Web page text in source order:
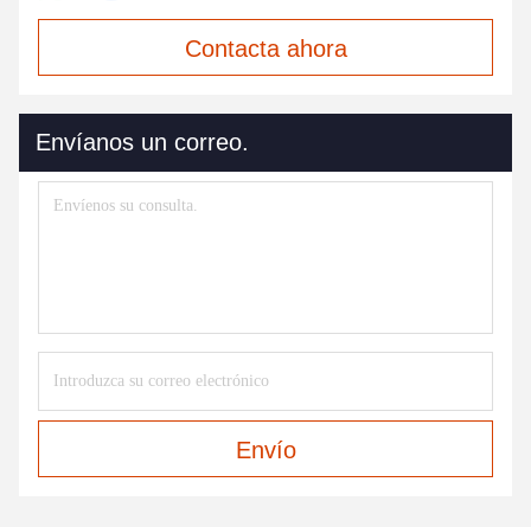
Contacta ahora
Envíanos un correo.
Envío